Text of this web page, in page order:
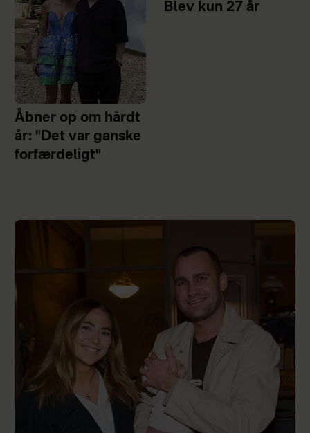
Åbner op om hårdt
år: "Det var ganske
forfærdeligt"
Blev kun 27 år